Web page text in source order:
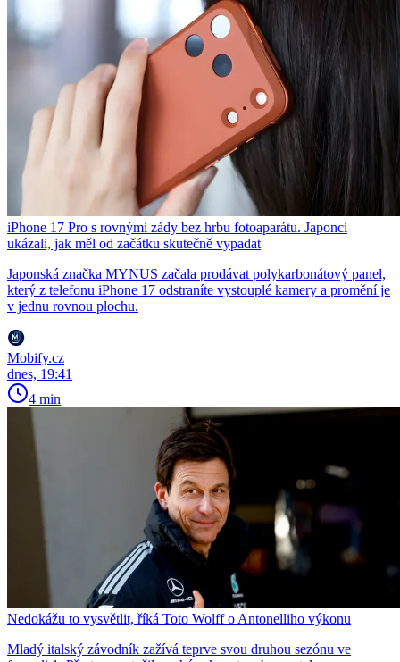
iPhone 17 Pro s rovnými zády bez hrbu fotoaparátu. Japonci
ukázali, jak měl od začátku skutečně vypadat
Japonská značka MYNUS začala prodávat polykarbonátový panel,
který z telefonu iPhone 17 odstraníte vystouplé kamery a promění je
v jednu rovnou plochu.
Mobify.cz
dnes, 19:41
4 min
Nedokážu to vysvětlit, říká Toto Wolff o Antonelliho výkonu
Mladý italský závodník zažívá teprve svou druhou sezónu ve